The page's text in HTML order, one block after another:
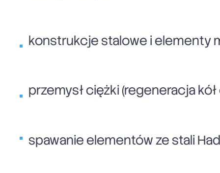
konstrukcje stalowe i elementy
przemysł ciężki (regeneracja
spawanie elementów ze stali